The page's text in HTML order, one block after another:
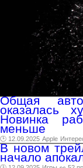
Общая
оказалась
Новинка
меньше
🕑 12.09.2025 Apple
В новом
начало